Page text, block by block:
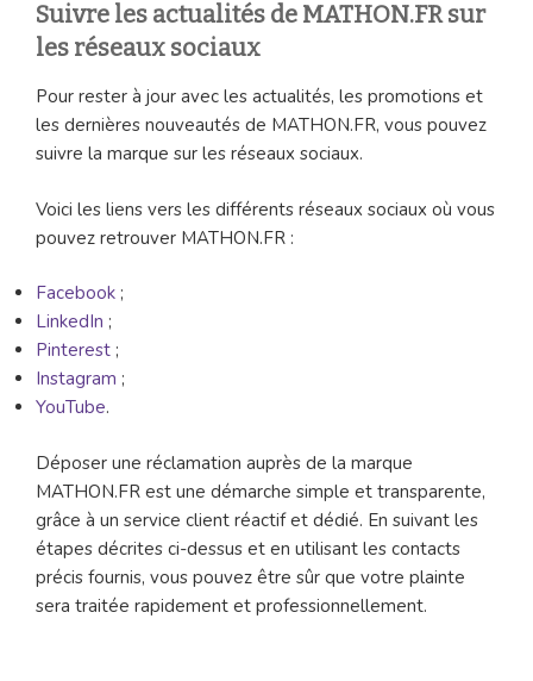
Suivre les actualités de MATHON.FR sur
les réseaux sociaux
Pour rester à jour avec les actualités, les promotions et
les dernières nouveautés de MATHON.FR, vous pouvez
suivre la marque sur les réseaux sociaux.
Voici les liens vers les différents réseaux sociaux où vous
pouvez retrouver MATHON.FR :
Facebook ;
LinkedIn ;
Pinterest ;
Instagram ;
YouTube.
Déposer une réclamation auprès de la marque
MATHON.FR est une démarche simple et transparente,
grâce à un service client réactif et dédié. En suivant les
étapes décrites ci-dessus et en utilisant les contacts
précis fournis, vous pouvez être sûr que votre plainte
sera traitée rapidement et professionnellement.